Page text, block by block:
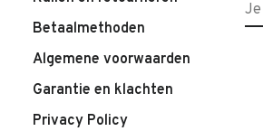
Betaalmethoden
Algemene voorwaarden
Garantie en klachten
Privacy Policy